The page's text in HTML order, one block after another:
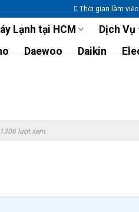
Thời gian làm
Lạnh tại HCM Dịch Vụ
Daewoo Daikin
1306 lượt xem